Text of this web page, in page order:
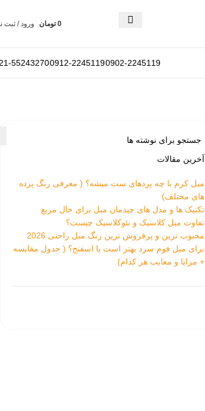
0 تومان ورود / ثبت
0902-2245119
0912-2245119
55243270
آخرین مقالات
مبل کرم با چه پردهای ست میشه؟ ( معرفی رنگ پرده
های مختلف)
تکنیک ها و مدل های چیدمان مبل برای حال مربع
تفاوت‌ مبل کلاسیک و نئوکلاسیک چیست؟
محبوب ترین و پرفروش ترین رنگ مبل راحتی 2026
برای مبل فوم سرد بهتر است یا اسفنج؟ ( جدول مقایسه
+ مزایا و معایب هر کدام)